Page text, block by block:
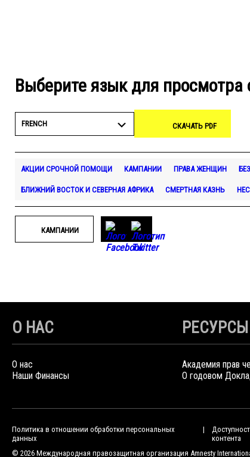
Выберите язык для просмотра
FRENCH СКАЧАТЬ PDF
АКЦИИ СРОЧНОЙ ПОМОЩИ КАМПАНИИ ПРАВА ЖЕНЩИН
БЛИЖНИЙ ВОСТОК И СЕВЕРНАЯ АФРИКА СМЕРТНАЯ КАЗНЬ
КАМПАНИИ
О НАС
О нас
Наши Финансы
РЕСУРСЫ
Академия прав
О годовом
Политика в отношении обработки персональных
данных
контента
© 2026 Международная правозащитная организация Amnesty